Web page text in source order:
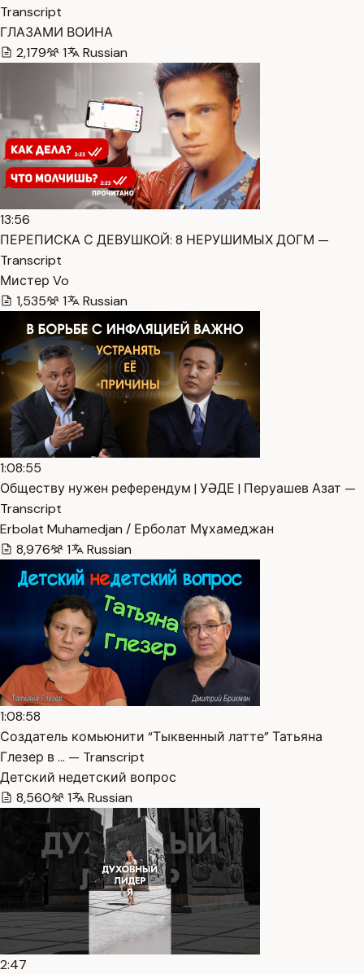
Transcript
ГЛАЗАМИ ВОИНА
2,179
1 Russian
13:56
ПЕРЕПИСКА С ДЕВУШКОЙ: 8 НЕРУШИМЫХ ДОГМ —
Transcript
Мистер Vo
1,535
1 Russian
1:08:55
Обществу нужен референдум | УӘДЕ | Перуашев Азат —
Transcript
Erbolat Muhamedjan / Ерболат Мұхамеджан
8,976
1 Russian
1:08:58
Создатель комьюнити “Тыквенный латте” Татьяна
Глезер в … — Transcript
Детский недетский вопрос
8,560
1 Russian
2:47